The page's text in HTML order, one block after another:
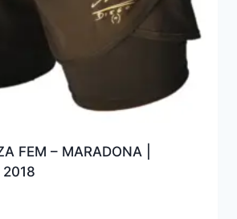
FEM – MARADONA |
2018